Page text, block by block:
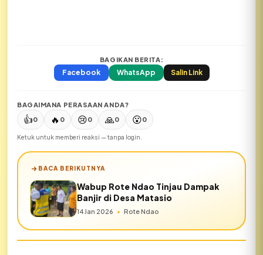
BAGIKAN BERITA:
Facebook WhatsApp Salin Link
BAGAIMANA PERASAAN ANDA?
👍0 🔥 0 😢0 🙏0 😮0
Ketuk untuk memberi reaksi — tanpa login.
BACA BERIKUTNYA
Wabup Rote Ndao Tinjau Dampak
Banjir di Desa Matasio
14 Jan 2026 • Rote Ndao